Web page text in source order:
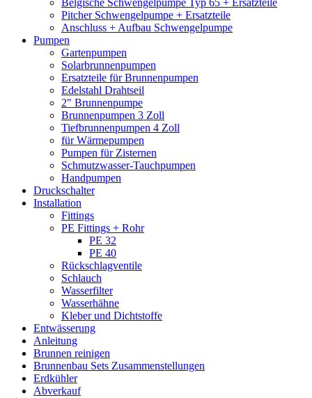
Belgische Schwengelpumpe Typ 65 + Ersatzteile
Pitcher Schwengelpumpe + Ersatzteile
Anschluss + Aufbau Schwengelpumpe
Pumpen
Gartenpumpen
Solarbrunnenpumpen
Ersatzteile für Brunnenpumpen
Edelstahl Drahtseil
2" Brunnenpumpe
Brunnenpumpen 3 Zoll
Tiefbrunnenpumpen 4 Zoll
für Wärmepumpen
Pumpen für Zisternen
Schmutzwasser-Tauchpumpen
Handpumpen
Druckschalter
Installation
Fittings
PE Fittings + Rohr
PE 32
PE 40
Rückschlagventile
Schlauch
Wasserfilter
Wasserhähne
Kleber und Dichtstoffe
Entwässerung
Anleitung
Brunnen reinigen
Brunnenbau Sets Zusammenstellungen
Erdkühler
Abverkauf